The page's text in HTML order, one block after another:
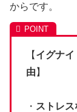
からです。
【 イグナ
由 】
・ ストレ